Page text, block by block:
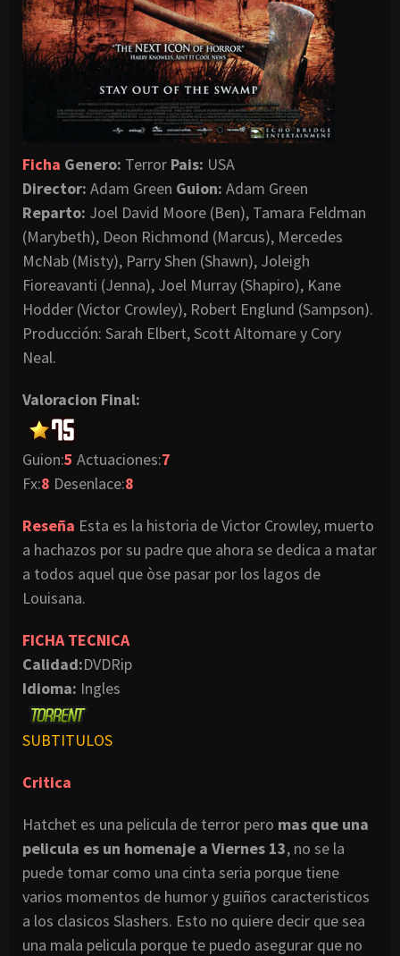
Ficha Genero: Terror Pais: USA
Director: Adam Green Guion: Adam Green
Reparto: Joel David Moore (Ben), Tamara Feldman
(Marybeth), Deon Richmond (Marcus), Mercedes
McNab (Misty), ParryShen (Shawn), Joleigh
Fioreavanti (Jenna), Joel Murray (Shapiro), Kane
Hodder (Victor Crowley), Robert Englund (Sampson).
Producción: Sarah Elbert,Scott Altomarey Cory
Neal.
Valoracion Final:
Guion:5 Actuaciones:7
Fx:8 Desenlace:8
Reseña Esta es la historia deVictor Crowley, muerto
a hachazos por su padre que ahora se dedica a matar
a todos aquel que òse pasar por los lagos de
Louisana.
FICHA TECNICA
Calidad:DVDRip
Idioma: Ingles
SUBTITULOS
Critica
Hatchet es una pelicula de terror pero mas que una
pelicula es un homenaje a Viernes 13, no se la
puede tomar como una cinta seria porque tiene
varios momentos de humor y guiños caracteristicos
a los clasicos Slashers. Esto no quiere decir que sea
una mala pelicula porque te puedo asegurar que no